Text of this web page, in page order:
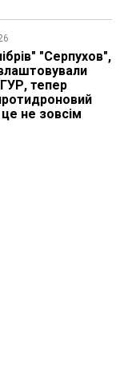
"Серпухов",
тепер
не зовсім